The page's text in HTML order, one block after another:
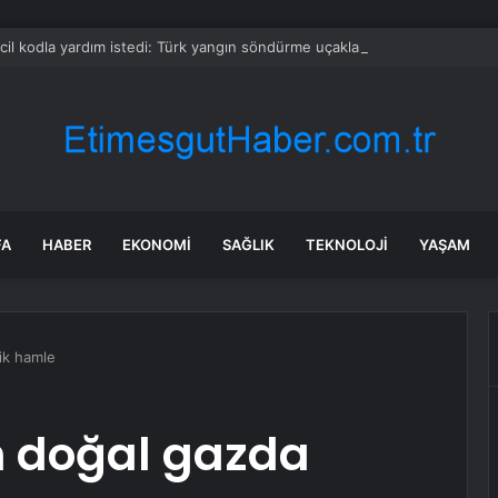
kodla yardım istedi: Türk yangın söndürme uçakları havalandı
HABER EKONOMI SAĞLIK TEKNOLOJI YAŞAM
hamle
doğal gazda